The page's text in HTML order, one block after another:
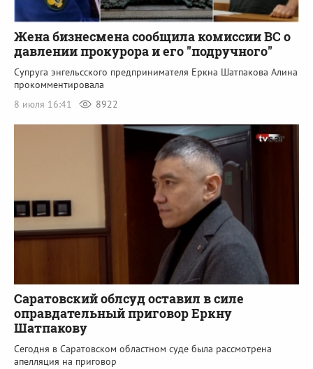
Жена бизнесмена сообщила комиссии ВС о
давлении прокурора и его "подручного"
Супруга энгельсского предпринимателя Еркна Шатпакова Алина
прокомментировала
8 июля 16:41
8922
Саратовский облсуд оставил в силе
оправдательный приговор Еркну
Шатпакову
Сегодня в Саратовском областном суде была рассмотрена
апелляция на приговор